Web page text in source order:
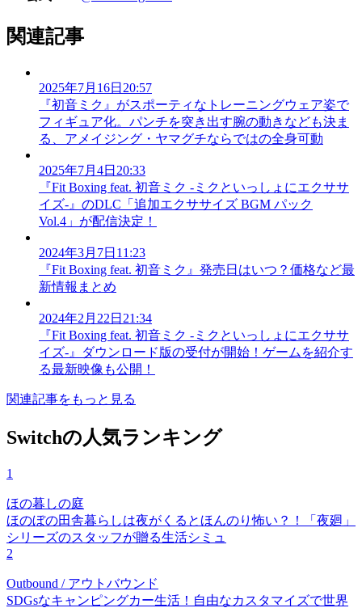
関連記事
2025年7月16日20:57
『初音ミク』がスポーティなトレーニングウェア姿で
フィギュア化。パンチを突き出す腕の動きなども決ま
る、アメイジング・ヤマグチならではの全身可動
2025年7月4日20:33
『Fit Boxing feat. 初音ミク -ミクといっしょにエクササ
イズ-』のDLC「追加エクササイズ BGM パック
Vol.4」が配信決定！
2024年3月7日11:23
『Fit Boxing feat. 初音ミク』発売日はいつ？価格など最
新情報まとめ
2024年2月22日21:34
『Fit Boxing feat. 初音ミク -ミクといっしょにエクササ
イズ-』ダウンロード版の受付が開始！ゲームを紹介す
る最新映像も公開！
関連記事をもっと見る
Switchの人気ランキング
1
ほの暮しの庭
ほのぼの田舎暮らしは夜がくるとほんのり怖い？！「夜廻」
シリーズのスタッフが贈る生活シミュ
2
Outbound / アウトバウンド
SDGsなキャンピングカー生活！自由なカスタマイズで世界